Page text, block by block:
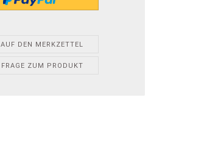
AUF DEN MERKZETTEL
FRAGE ZUM PRODUKT